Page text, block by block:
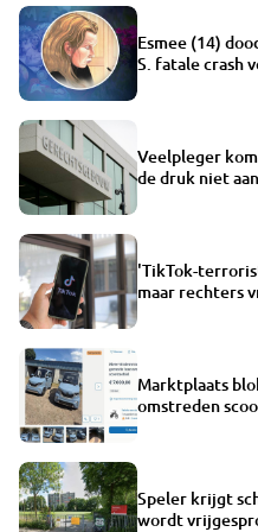
Esmee (14)
S. fatale crash
Veelpleger
de druk niet
'TikTok-
maar rechters
Marktplaats
omstreden
Speler krijgt
wordt